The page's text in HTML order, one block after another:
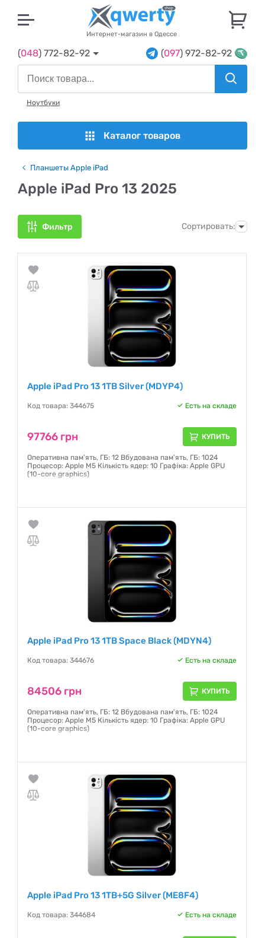
Интернет-магазин в Одессе
(048) 772-82-92 (097) 972-82-92
Ноутбуки
Каталог товаров
Планшеты Apple iPad
Apple iPad Pro 13 2025
Фильтр Сортировать:
Apple iPad Pro 13 1TB Silver (MDYP4)
Код товара: 344675 Есть на складе
97766 грн КУПИТЬ
Оперативна пам'ять, ГБ: 12 Вбудована пам'ять, ГБ: 1024
Процесор: Apple M5 Кількість ядер: 10 Графіка: Apple GPU
(10-core graphics)
Apple iPad Pro 13 1TB Space Black (MDYN4)
Код товара: 344676 Есть на складе
84506 грн КУПИТЬ
Оперативна пам'ять, ГБ: 12 Вбудована пам'ять, ГБ: 1024
Процесор: Apple M5 Кількість ядер: 10 Графіка: Apple GPU
(10-core graphics)
Apple iPad Pro 13 1TB+5G Silver (ME8F4)
Код товара: 344684 Есть на складе